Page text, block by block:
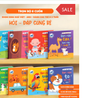
SALE